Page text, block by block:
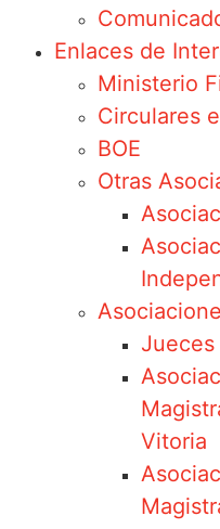
Enlaces de
Ministerio
Circulares
BOE
Otras
Jueces
Vitoria